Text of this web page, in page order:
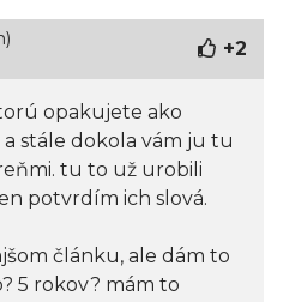
+2
opakujete ako
stále dokola vám ju tu
tu to už urobili
potvrdím ich slová.
článku, ale dám to
5 rokov? mám to